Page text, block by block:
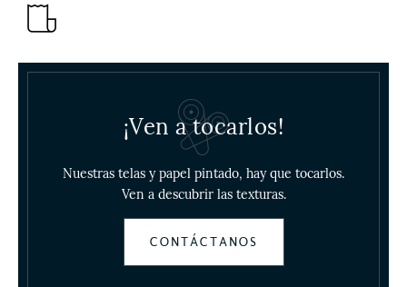
¡Ven a tocarlos!
Nuestras telas y papel pintado, hay que tocarlos.
Ven a descubrir las texturas.
CONTÁCTANOS